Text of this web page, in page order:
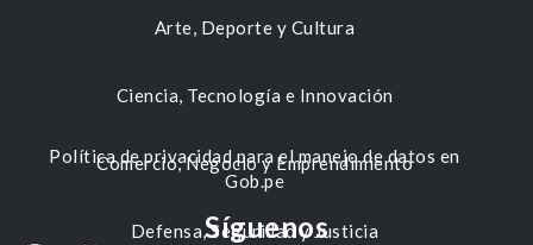
Arte, Deporte y Cultura
Ciencia, Tecnología e Innovación
Comercio, Negocio y Emprendimiento
Defensa, Seguridad y Justicia
Política de privacidad para el manejo de datos en
Gob.pe
Síguenos